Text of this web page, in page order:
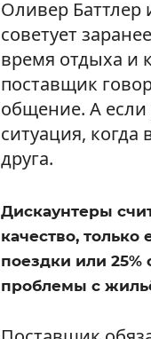
Оливер Баттлер
советует
время отдыха и
поставщик
общение. А если
ситуация, когда
друга.
Дискаунтеры
качество,
поездки или
проблемы с